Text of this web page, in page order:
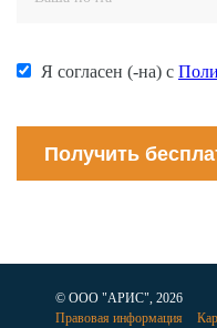
Я согласен (-на) с
Получить
© ООО "АРИС", 2026
Правовая информация